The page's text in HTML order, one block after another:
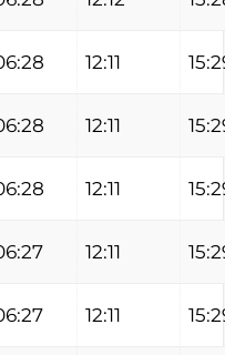
12:11
12:11
12:11
12:11
12:11